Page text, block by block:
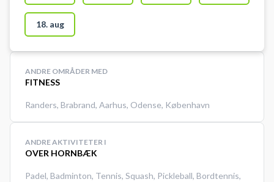
sko. Anlægget er bemandet.
18. aug
ANDRE OMRÅDER MED
FITNESS
Randers, Brabrand, Aarhus, Odense, København
ANDRE AKTIVITETER I
OVER HORNBÆK
Padel, Badminton, Tennis, Squash, Pickleball, Bordtennis,